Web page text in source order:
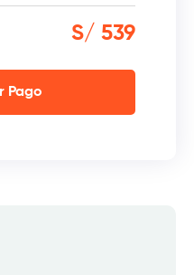
S/ 539
Pago